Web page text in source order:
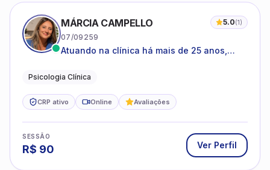
MÁRCIA CAMPELLO 5.0(1)
07/09259
Atuando na clínica há mais de 25 anos,
estruturas, com experiência em
Psicologia Clínica
CRP ativo Online Avaliações
SESSÃO
R$ 90 Ver Perfil